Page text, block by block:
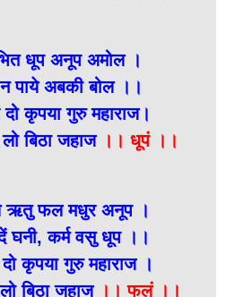
धूप अनूप अमोल ।
न पाये अबकी बोल ।।
कृपया गुरु महाराज।
बिठा जहाज ।। धूपं ।।
ऋतु फल मधुर अनूप ।
घनी, कर्म वसु धूप ।।
कृपया गुरु महाराज ।
बिठा जहाज ।। फलं ।।